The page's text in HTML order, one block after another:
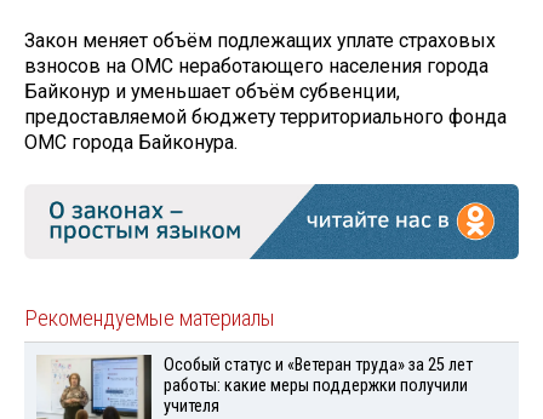
Закон меняет объём подлежащих уплате страховых
взносов на ОМС неработающего населения города
Байконур и уменьшает объём субвенции,
предоставляемой бюджету территориального фонда
ОМС города Байконура.
Рекомендуемые материалы
Особый статус и «Ветеран труда» за 25 лет
работы: какие меры поддержки получили
учителя